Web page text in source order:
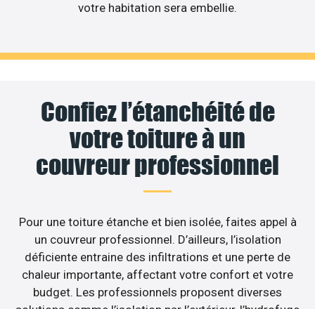
votre habitation sera embellie.
Confiez l’étanchéité de
votre toiture à un
couvreur professionnel
Pour une toiture étanche et bien isolée, faites appel à
un couvreur professionnel. D’ailleurs, l’isolation
déficiente entraine des infiltrations et une perte de
chaleur importante, affectant votre confort et votre
budget. Les professionnels proposent diverses